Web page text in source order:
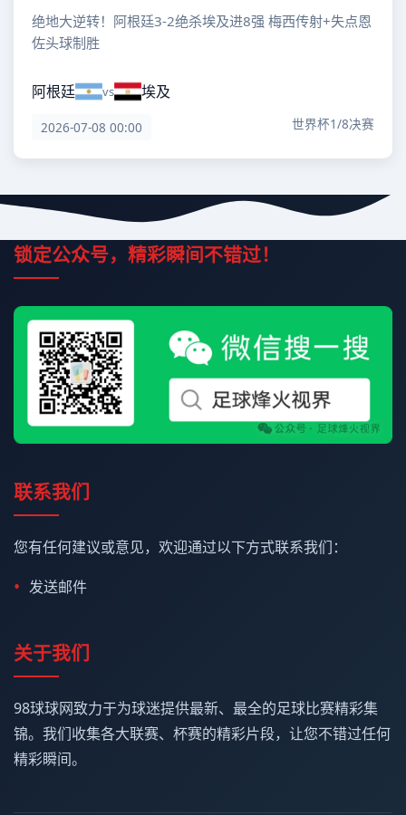
绝地大逆转！阿根廷3-2绝杀埃及进8强 梅西传射+失点恩
佐头球制胜
阿根廷 vs 埃及
2026-07-08 00:00 世界杯1/8决赛
锁定公众号，精彩瞬间不错过！
联系我们
您有任何建议或意见，欢迎通过以下方式联系我们：
发送邮件
关于我们
98球球网致力于为球迷提供最新、最全的足球比赛精彩集
锦。我们收集各大联赛、杯赛的精彩片段，让您不错过任何
精彩瞬间。